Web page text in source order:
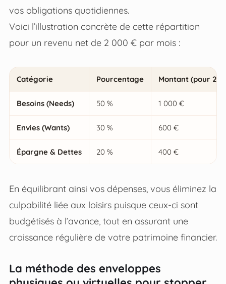
vos obligations quotidiennes.
Voici l’illustration concrète de cette répartition
pour un revenu net de 2 000 € par mois :
Catégorie Pourcentage Montant (pour 2
Besoins (Needs) 50 % 1 000 €
Envies (Wants) 30 % 600 €
Épargne & Dettes 20 % 400 €
En équilibrant ainsi vos dépenses, vous éliminez la
culpabilité liée aux loisirs puisque ceux-ci sont
budgétisés à l’avance, tout en assurant une
croissance régulière de votre patrimoine financier.
La méthode des enveloppes